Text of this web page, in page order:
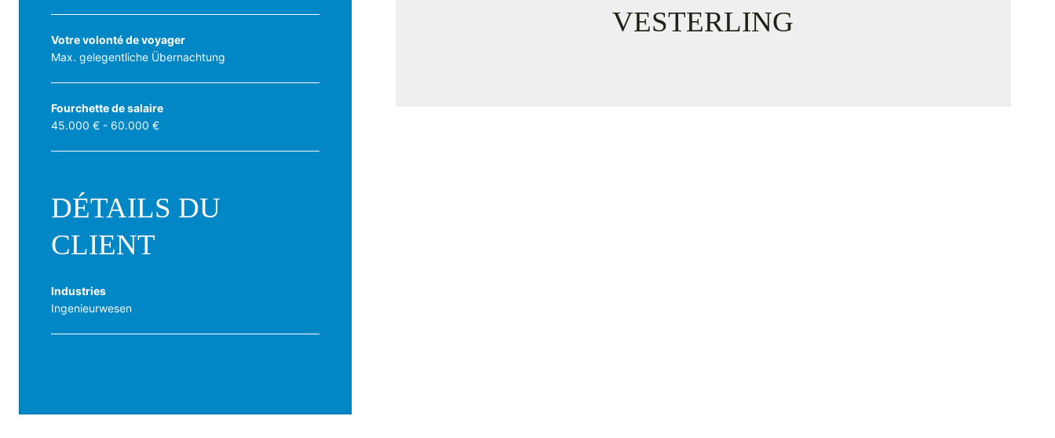
Votre volonté de voyager
Max. gelegentliche Übernachtung
Fourchette de salaire
45.000 € - 60.000 €
DÉTAILS DU
CLIENT
Industries
Ingenieurwesen
VESTERLING